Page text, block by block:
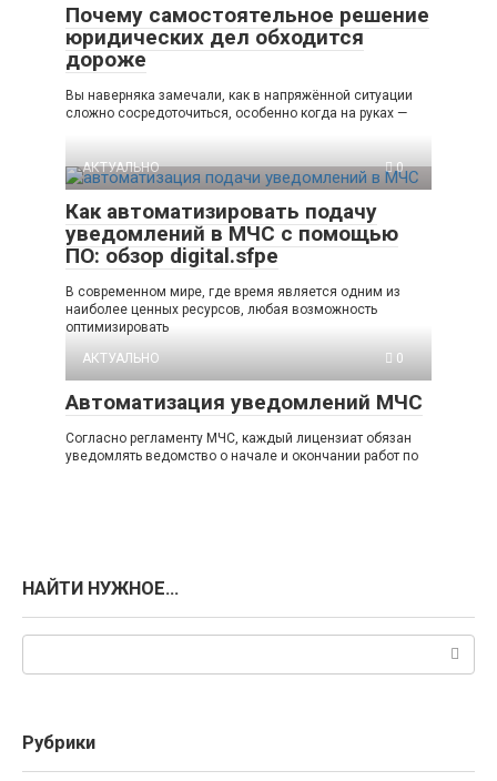
Почему самостоятельное решение
юридических дел обходится
дороже
Вы наверняка замечали, как в напряжённой ситуации
сложно сосредоточиться, особенно когда на руках —
АКТУАЛЬНО 0
Как автоматизировать подачу
уведомлений в МЧС с помощью
ПО: обзор digital.sfpe
В современном мире, где время является одним из
наиболее ценных ресурсов, любая возможность
оптимизировать
АКТУАЛЬНО
0
Автоматизация уведомлений МЧС
Согласно регламенту МЧС, каждый лицензиат обязан
уведомлять ведомство о начале и окончании работ по
НАЙТИ НУЖНОЕ…
Рубрики